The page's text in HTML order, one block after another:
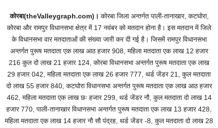
कोरबा(theValleygraph.com)। कोरबा जिला अन्तर्गत पाली-तानाखार, कटघोरा,
कोरबा और रामपुर विधानसभा क्षेत्र में 17 नवंबर को मतदान होना है। इस मतदान में जिले
के विधानसभा वार मतदाताओं की संख्या जारी कर दी गई है। जिसमें रामपुर विधानसभा
अन्तर्गत पुरूष मतदाता एक लाख आठ हजार 908, महिला मतदाता एक लाख 12 हजार
216 कुल दो लाख 21 हजार 124, कोरबा विधानसभा अन्तर्गत पुरूष मतदाता एक लाख
29 हजार 042, महिला मतदाता एक लाख 26 हजार 777, थर्ड जेंडर 21, कुल मतदाता
दो लाख 55 हजार 840, कटघोरा विधानसभा अन्तर्गत पुरूष मतदाता एक लाख आठ हजार
462, महिला मतदाता एक लाख छः हजार 299, थर्ड जेंडर नौ, कुल मतदाता दो लाख 14
हजार 770, पाली-तानाखार विधानसभा अन्तर्गत पुरूष मतदाता एक लाख 13 हजार 428,
महिला मतदाता एक लाख 14 हजार नौ सौ पंद्रह, थर्ड जेंडर -8, कुल मतदाता दो लाख 28